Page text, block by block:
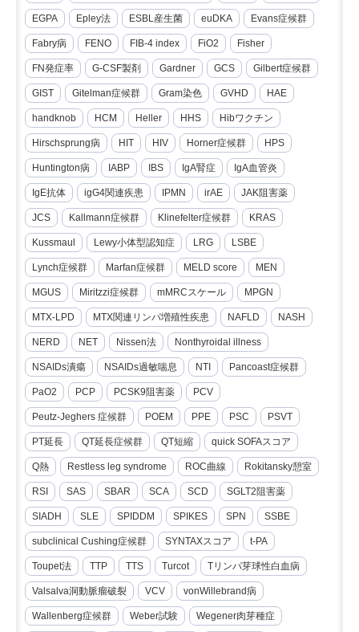
EGPA Epley法 ESBL産生菌 euDKA Evans症候群
Fabry病 FENO FIB-4 index FiO2 Fisher
FN発症率 G-CSF製剤 Gardner GCS Gilbert症候群
GIST Gitelman症候群 Gram染色 GVHD HAE
handknob HCM Heller HHS Hibワクチン
Hirschsprung病 HIT HIV Horner症候群 HPS
Huntington病 IABP IBS IgA腎症 IgA血管炎
IgE抗体 igG4関連疾患 IPMN irAE JAK阻害薬
JCS Kallmann症候群 Klinefelter症候群 KRAS
Kussmaul Lewy小体型認知症 LRG LSBE
Lynch症候群 Marfan症候群 MELD score MEN
MGUS Miritzzi症候群 mMRCスケール MPGN
MTX-LPD MTX関連リンパ増殖性疾患 NAFLD NASH
NERD NET Nissen法 Nonthyroidal illness
NSAIDs潰瘍 NSAIDs過敏喘息 NTI Pancoast症候群
PaO2 PCP PCSK9阻害薬 PCV
Peutz-Jeghers 症候群 POEM PPE PSC PSVT
PT延長 QT延長症候群 QT短縮 quick SOFAスコア
Q熱 Restless leg syndrome ROC曲線 Rokitansky憩室
RSI SAS SBAR SCA SCD SGLT2阻害薬
SIADH SLE SPIDDM SPIKES SPN SSBE
subclinical Cushing症候群 SYNTAXスコア t-PA
Toupet法 TTP TTS Turcot Tリンパ芽球性白血病
Valsalva洞動脈瘤破裂 VCV vonWillebrand病
Wallenberg症候群 Weber試験 Wegener肉芽種症